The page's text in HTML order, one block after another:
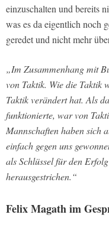
einzuschalten und bereits
was es da eigentlich noch
geredet und nicht mehr
„Im Zusammenhang mit
von Taktik. Wie die Taktik
Taktik verändert hat. Als
funktionierte, war von
Mannschaften haben sich
einfach gegen uns
als Schlüssel für den
herausgestrichen.“
Felix Magath im